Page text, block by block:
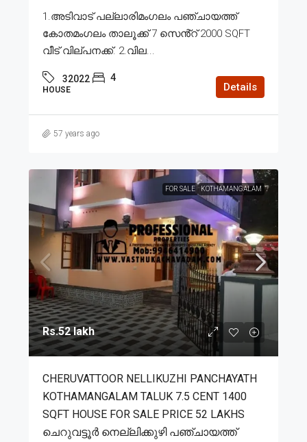
1.അടിവാട് പല്ലാരിമംഗലം പഞ്ചായത്ത്
കോതമംഗലം താലൂക്ക് 7 സെൻ്റ് 2000 SQFT
വീട് വില്പനക്ക്. 2.വില...
32022 4
HOUSE Details
57 years ago
FOR SALE KOTHAMANGALAM
Rs.52 lakh
CHERUVATTOOR NELLIKUZHI PANCHAYATH
KOTHAMANGALAM TALUK 7.5 CENT 1400
SQFT HOUSE FOR SALE PRICE 52 LAKHS
ചെറുവട്ടൂർ നെല്ലിക്കുഴി പഞ്ചായത്ത്